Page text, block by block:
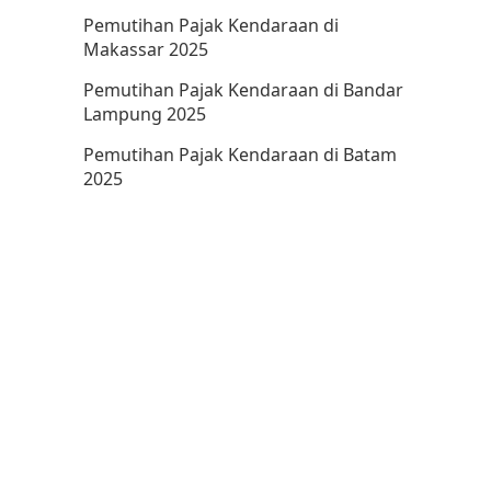
Pemutihan Pajak Kendaraan di
Makassar 2025
Pemutihan Pajak Kendaraan di Bandar
Lampung 2025
Pemutihan Pajak Kendaraan di Batam
2025